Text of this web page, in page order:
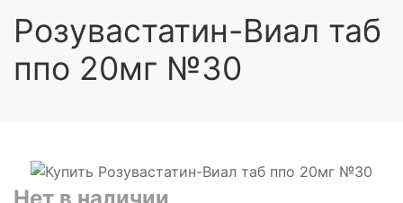
Розувастатин-Виал таб
ппо 20мг №30
Нет в наличии